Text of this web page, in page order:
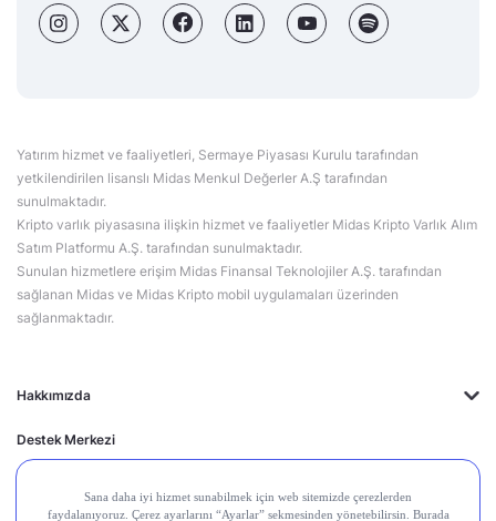
Hakkımızda
Destek Merkezi
Yatırım hizmet ve faaliyetleri, Sermaye Piyasası Kurulu tarafından
yetkilendirilen lisanslı Midas Menkul Değerler A.Ş tarafından
sunulmaktadır.
Kripto varlık piyasasına ilişkin hizmet ve faaliyetler Midas Kripto Varlık Alım
Satım Platformu A.Ş. tarafından sunulmaktadır.
Sunulan hizmetlere erişim Midas Finansal Teknolojiler A.Ş. tarafından
sağlanan Midas ve Midas Kripto mobil uygulamaları üzerinden
sağlanmaktadır.